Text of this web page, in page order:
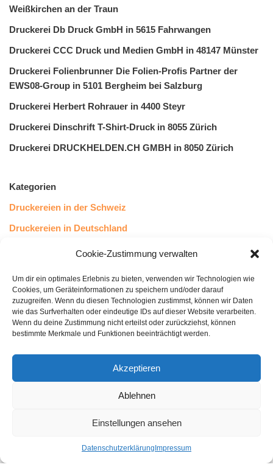
Cookie-Zustimmung verwalten
Um dir ein optimales Erlebnis zu bieten, verwenden wir Technologien wie
Cookies, um Geräteinformationen zu speichern und/oder darauf
zuzugreifen. Wenn du diesen Technologien zustimmst, können wir Daten
wie das Surfverhalten oder eindeutige IDs auf dieser Website verarbeiten.
Wenn du deine Zustimmung nicht erteilst oder zurückziehst, können
bestimmte Merkmale und Funktionen beeinträchtigt werden.
Akzeptieren
Ablehnen
Einstellungen ansehen
Datenschutzerklärung Impressum
Weißkirchen an der Traun
Druckerei Db Druck GmbH in 5615 Fahrwangen
Druckerei CCC Druck und Medien GmbH in 48147 Münster
Druckerei Folienbrunner Die Folien-Profis Partner der
EWS08-Group in 5101 Bergheim bei Salzburg
Druckerei Herbert Rohrauer in 4400 Steyr
Druckerei Dinschrift T-Shirt-Druck in 8055 Zürich
Druckerei DRUCKHELDEN.CH GMBH in 8050 Zürich
Kategorien
Druckereien in der Schweiz
Druckereien in Deutschland
Druckereien in Österreich
Kundenstimmen
43Leserstimmen